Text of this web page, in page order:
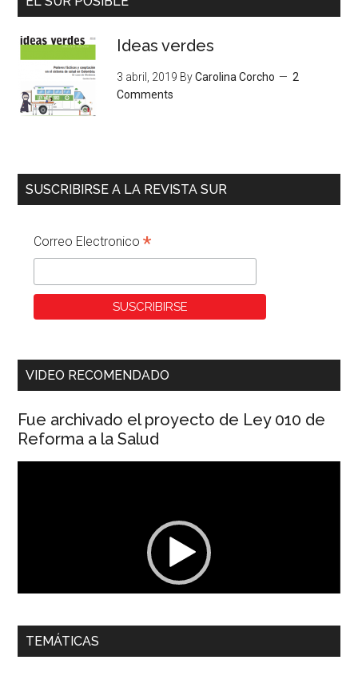
Ideas verdes
3 abril, 2019 ByCarolina Corcho
2
Comments
SUSCRIBIRSE A LA REVISTA SUR
Correo Electronico*
VIDEO RECOMENDADO
Fue archivado el proyecto de Ley 010 de
Reforma a la Salud
00:00 01:04
Dra. Carolina Corcho Mejía,Presidenta Corporación
TEMÁTICAS